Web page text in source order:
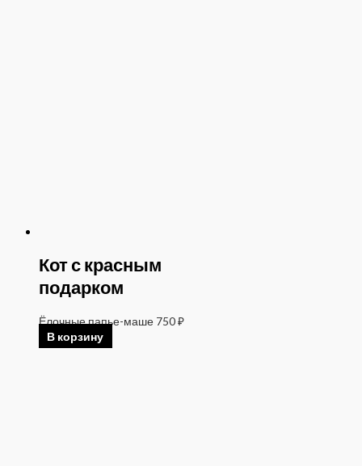
Кот с красным
подарком
Ёлочные папье-маше 750₽
В корзину